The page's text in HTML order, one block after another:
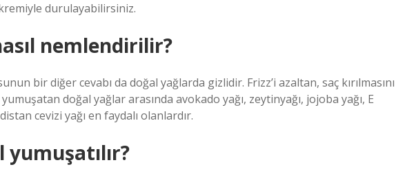
durulayabilirsiniz.
nemlendirilir?
bir diğer cevabı da doğal yağlarda gizlidir. Frizz’i azaltan, saç kırılmasını
doğal yağlar arasında avokado yağı, zeytinyağı, jojoba yağı, E
cevizi yağı en faydalı olanlardır.
yumuşatılır?